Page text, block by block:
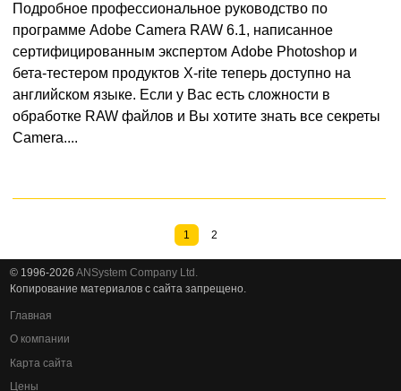
Подробное профессиональное руководство по
программе Adobe Camera RAW 6.1, написанное
сертифицированным экспертом Adobe Photoshop и
бета-тестером продуктов X-rite теперь доступно на
английском языке. Если у Вас есть сложности в
обработке RAW файлов и Вы хотите знать все секреты
Camera....
1 2
© 1996-2026ANSystem Company Ltd.
Копирование материалов с сайта запрещено.
Главная
О компании
Карта сайта
Цены